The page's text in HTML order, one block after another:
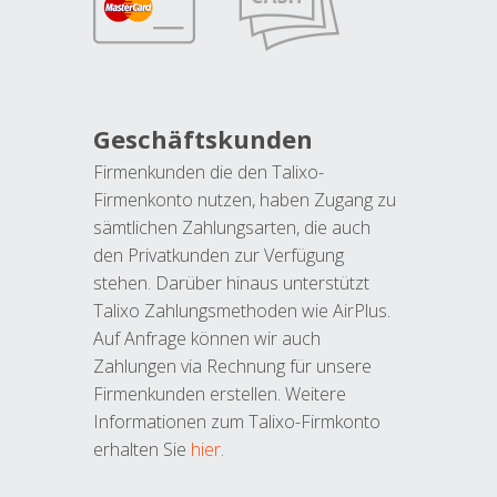
Geschäftskunden
Firmenkunden die den Talixo-
Firmenkonto nutzen, haben Zugang zu
sämtlichen Zahlungsarten, die auch
den Privatkunden zur Verfügung
stehen. Darüber hinaus unterstützt
Talixo Zahlungsmethoden wie AirPlus.
Auf Anfrage können wir auch
Zahlungen via Rechnung für unsere
Firmenkunden erstellen. Weitere
Informationen zum Talixo-Firmkonto
erhalten Sie hier.